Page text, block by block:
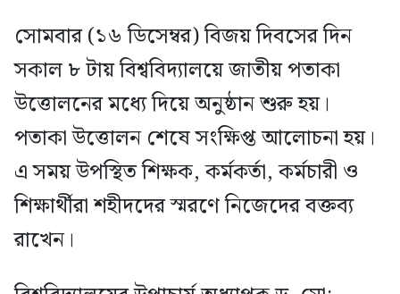
সোমবার (১৬ ডিসেম্বর) বিজয় দিবসের দিন
সকাল ৮ টায় বিশ্ববিদ্যালয়ে জাতীয় পতাকা
উত্তোলনের মধ্যে দিয়ে অনুষ্ঠান শুরু হয়।
পতাকা উত্তোলন শেষে সংক্ষিপ্ত আলোচনা হয়।
এ সময় উপস্থিত শিক্ষক, কর্মকর্তা, কর্মচারী ও
শিক্ষার্থীরা শহীদদের স্মরণে নিজেদের বক্তব্য
রাখেন।